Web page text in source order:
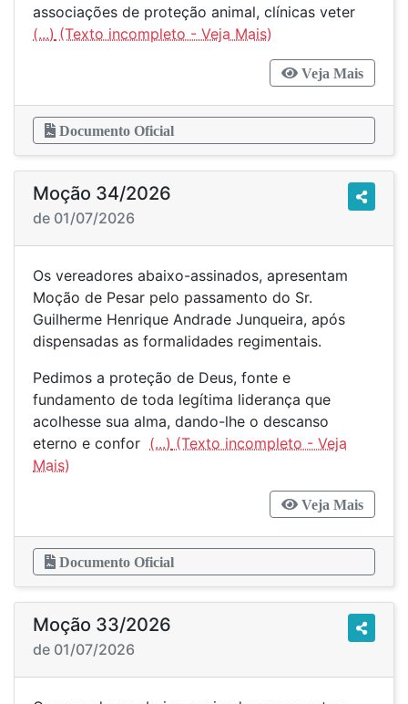
associações de proteção animal, clínicas veter
(...)
Veja Mais
Documento Oficial
Moção 34/2026
de 01/07/2026
Os vereadores abaixo-assinados, apresentam
Moção de Pesar pelo passamento do Sr.
Guilherme Henrique Andrade Junqueira, após
dispensadas as formalidades regimentais.
Pedimos a proteção de Deus, fonte e
fundamento de toda legítima liderança que
acolhesse sua alma, dando-lhe o descanso
eterno e confor (...)
Veja Mais
Documento Oficial
Moção 33/2026
de 01/07/2026